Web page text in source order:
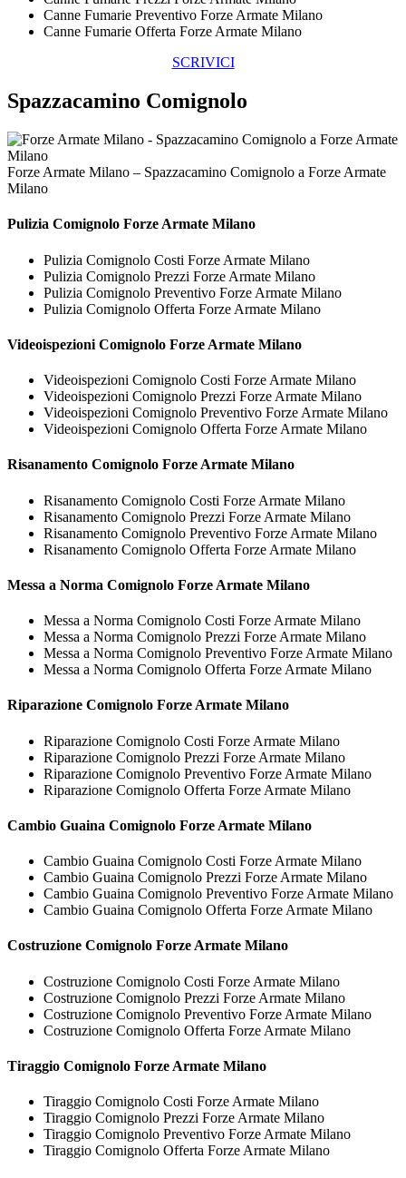
Canne Fumarie Preventivo Forze Armate Milano
Canne Fumarie Offerta Forze Armate Milano
SCRIVICI
Spazzacamino Comignolo
Forze Armate Milano – Spazzacamino Comignolo a Forze Armate
Milano
Pulizia Comignolo Forze Armate Milano
Pulizia Comignolo Costi Forze Armate Milano
Pulizia Comignolo Prezzi Forze Armate Milano
Pulizia Comignolo Preventivo Forze Armate Milano
Pulizia Comignolo Offerta Forze Armate Milano
Videoispezioni Comignolo Forze Armate Milano
Videoispezioni Comignolo Costi Forze Armate Milano
Videoispezioni Comignolo Prezzi Forze Armate Milano
Videoispezioni Comignolo Preventivo Forze Armate Milano
Videoispezioni Comignolo Offerta Forze Armate Milano
Risanamento Comignolo Forze Armate Milano
Risanamento Comignolo Costi Forze Armate Milano
Risanamento Comignolo Prezzi Forze Armate Milano
Risanamento Comignolo Preventivo Forze Armate Milano
Risanamento Comignolo Offerta Forze Armate Milano
Messa a Norma Comignolo Forze Armate Milano
Messa a Norma Comignolo Costi Forze Armate Milano
Messa a Norma Comignolo Prezzi Forze Armate Milano
Messa a Norma Comignolo Preventivo Forze Armate Milano
Messa a Norma Comignolo Offerta Forze Armate Milano
Riparazione Comignolo Forze Armate Milano
Riparazione Comignolo Costi Forze Armate Milano
Riparazione Comignolo Prezzi Forze Armate Milano
Riparazione Comignolo Preventivo Forze Armate Milano
Riparazione Comignolo Offerta Forze Armate Milano
Cambio Guaina Comignolo Forze Armate Milano
Cambio Guaina Comignolo Costi Forze Armate Milano
Cambio Guaina Comignolo Prezzi Forze Armate Milano
Cambio Guaina Comignolo Preventivo Forze Armate Milano
Cambio Guaina Comignolo Offerta Forze Armate Milano
Costruzione Comignolo Forze Armate Milano
Costruzione Comignolo Costi Forze Armate Milano
Costruzione Comignolo Prezzi Forze Armate Milano
Costruzione Comignolo Preventivo Forze Armate Milano
Costruzione Comignolo Offerta Forze Armate Milano
Tiraggio Comignolo Forze Armate Milano
Tiraggio Comignolo Costi Forze Armate Milano
Tiraggio Comignolo Prezzi Forze Armate Milano
Tiraggio Comignolo Preventivo Forze Armate Milano
Tiraggio Comignolo Offerta Forze Armate Milano